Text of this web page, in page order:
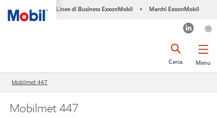
Linee di Business ExxonMobil • Marchi ExxonMobil
Menu
Cerca
Mobilmet 447
Mobilmet 447